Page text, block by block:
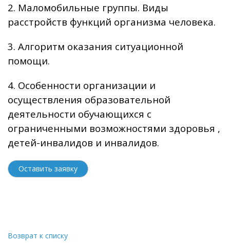
2. Маломобильные группы. Виды
расстройств функций организма человека.
3. Алгоритм оказания ситуационной
помощи.
4. Особенности организации и
осуществления образовательной
деятельности обучающихся с
ограниченными возможностями здоровья ,
детей-инвалидов и инвалидов.
Оставить заявку
Возврат к списку